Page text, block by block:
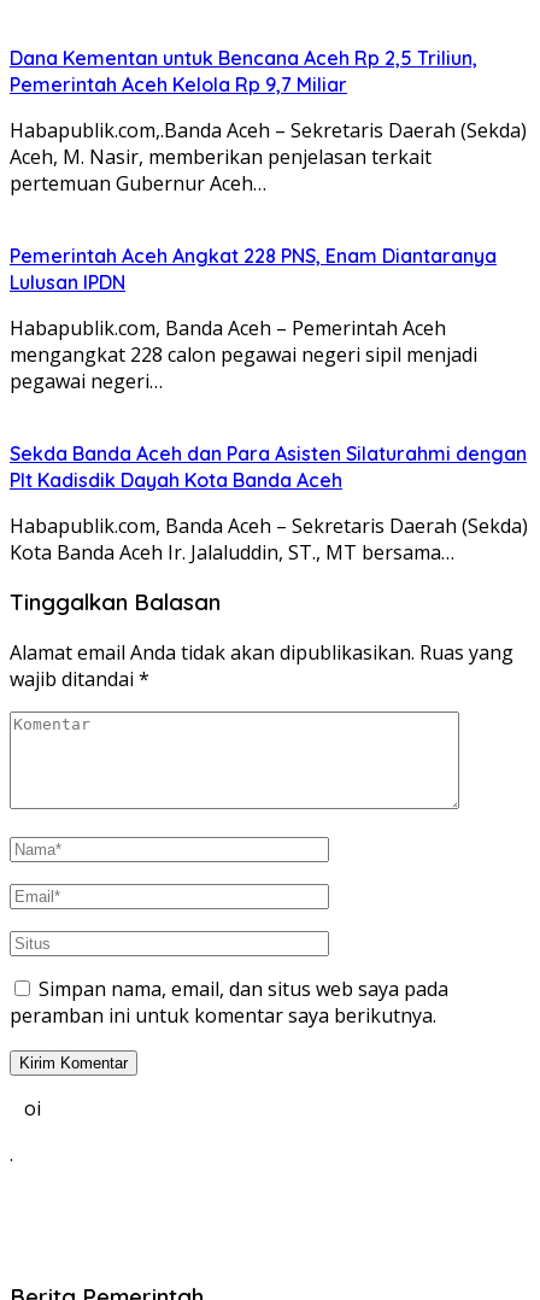
Dana Kementan untuk Bencana Aceh Rp 2,5 Triliun,
Pemerintah Aceh Kelola Rp 9,7 Miliar
Habapublik.com,.Banda Aceh – Sekretaris Daerah (Sekda)
Aceh, M. Nasir, memberikan penjelasan terkait
pertemuan Gubernur Aceh…
Pemerintah Aceh Angkat 228 PNS, Enam Diantaranya
Lulusan IPDN
Habapublik.com, Banda Aceh – Pemerintah Aceh
mengangkat 228 calon pegawai negeri sipil menjadi
pegawai negeri…
Sekda Banda Aceh dan Para Asisten Silaturahmi dengan
Plt Kadisdik Dayah Kota Banda Aceh
Habapublik.com, Banda Aceh – Sekretaris Daerah (Sekda)
Kota Banda Aceh Ir. Jalaluddin, ST., MT bersama…
Tinggalkan Balasan
Alamat email Anda tidak akan dipublikasikan. Ruas yang
wajib ditandai *
Simpan nama, email, dan situs web saya pada
peramban ini untuk komentar saya berikutnya.
oi
.